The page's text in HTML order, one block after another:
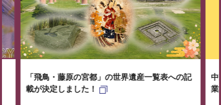
「飛鳥・藤原の宮都」の世界遺産一覧表への記
載が決定しました！
中
業